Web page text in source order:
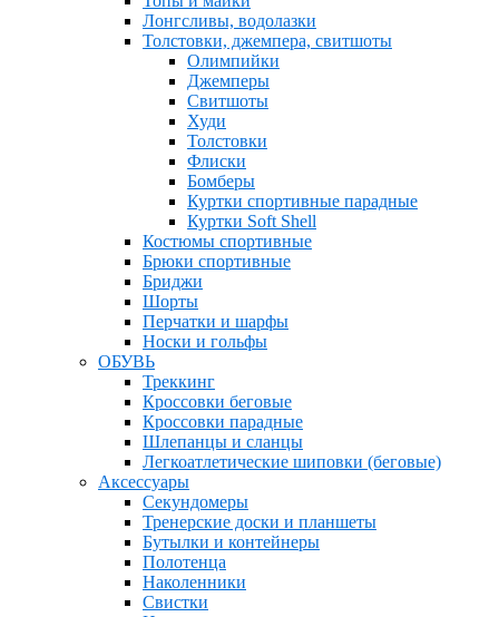
Лонгсливы, водолазки
Толстовки, джемпера, свитшоты
Олимпийки
Джемперы
Свитшоты
Худи
Толстовки
Флиски
Бомберы
Куртки спортивные парадные
Куртки Soft Shell
Костюмы спортивные
Брюки спортивные
Бриджи
Шорты
Перчатки и шарфы
Носки и гольфы
ОБУВЬ
Треккинг
Кроссовки беговые
Кроссовки парадные
Шлепанцы и сланцы
Легкоатлетические шиповки (беговые)
Аксессуары
Секундомеры
Тренерские доски и планшеты
Бутылки и контейнеры
Полотенца
Наколенники
Свистки